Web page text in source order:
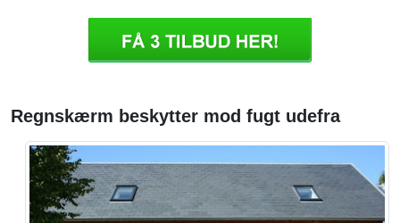
Regnskærm beskytter mod fugt udefra